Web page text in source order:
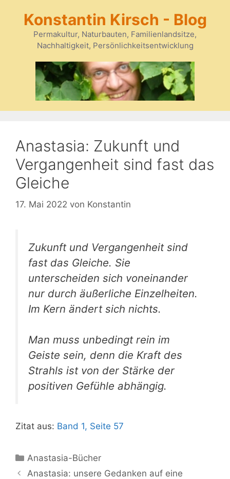
springen
Konstantin Kirsch - Blog
Permakultur, Naturbauten, Familienlandsitze,
Nachhaltigkeit, Persönlichkeitsentwicklung
Anastasia: Zukunft und
Vergangenheit sind fast das
Gleiche
17. Mai 2022 von Konstantin
Zukunft und Vergangenheit sind
fast das Gleiche. Sie
unterscheiden sich voneinander
nur durch äußerliche Einzelheiten.
Im Kern ändert sich nichts.
Man muss unbedingt rein im
Geiste sein, denn die Kraft des
Strahls ist von der Stärke der
positiven Gefühle abhängig.
Zitat aus: Band 1, Seite 57
Kategorien
Anastasia-Bücher
Anastasia: unsere Gedanken auf eine